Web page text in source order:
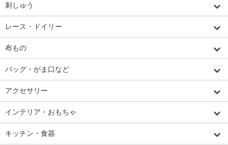
刺しゅう
レース・ドイリー
布もの
バッグ・がま口など
アクセサリー
インテリア・おもちゃ
キッチン・食器